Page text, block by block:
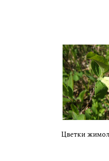
Цветки